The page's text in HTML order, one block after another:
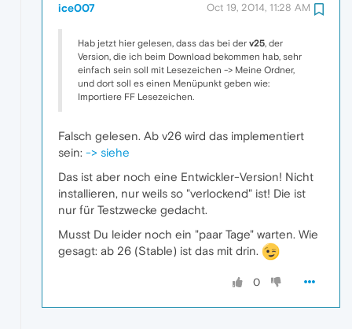
ice007 Oct 19, 2014, 11:28 AM
Hab jetzt hier gelesen, dass das bei der v25 , der
Version, die ich beim Download bekommen hab, sehr
einfach sein soll mit Lesezeichen -> Meine Ordner,
und dort soll es einen Menüpunkt geben wie:
Importiere FF Lesezeichen.
Falsch gelesen. Ab v26 wird das implementiert
sein: -> siehe
Das ist aber noch eine Entwickler-Version! Nicht
installieren, nur weils so "verlockend" ist! Die ist
nur für Testzwecke gedacht.
Musst Du leider noch ein "paar Tage" warten. Wie
gesagt: ab 26 (Stable) ist das mit drin.
0